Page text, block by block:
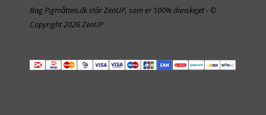
Bag Pigmåtten.dk står ZenUP, som er 100% danskejet - ©
Copyright 2026 ZenUP